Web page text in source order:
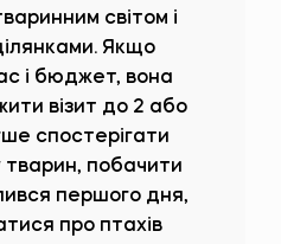
світом і
Якщо
і бюджет, вона
візит до 2 або
спостерігати
тварин, побачити
першого дня,
про птахів